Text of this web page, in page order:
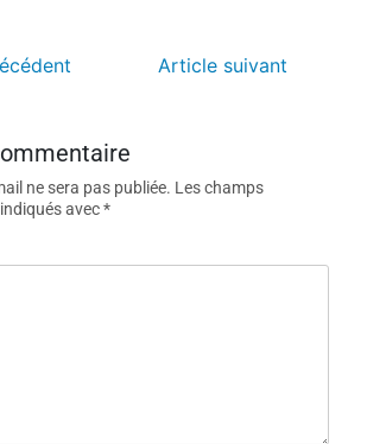
Article suivant
ne sera pas publiée. Les champs
avec*